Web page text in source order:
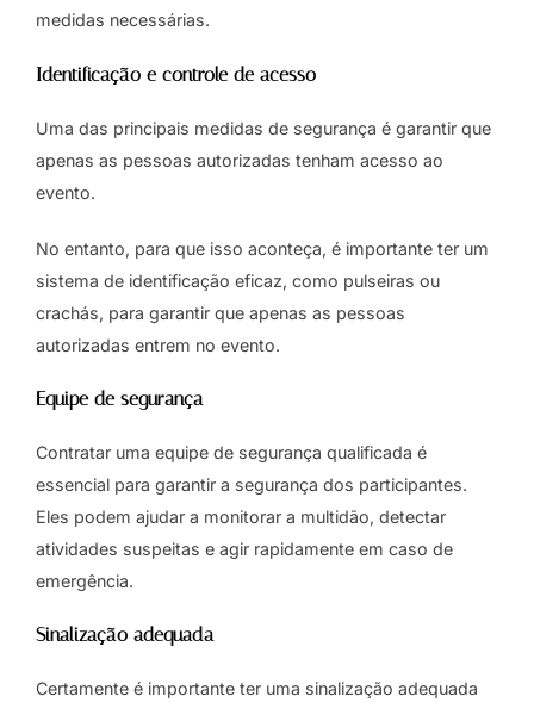
medidas necessárias.
Identificação e controle de acesso
Uma das principais medidas de segurança é garantir que
apenas as pessoas autorizadas tenham acesso ao
evento.
No entanto, para que isso aconteça, é importante ter um
sistema de identificação eficaz, como pulseiras ou
crachás, para garantir que apenas as pessoas
autorizadas entrem no evento.
Equipe de segurança
Contratar uma equipe de segurança qualificada é
essencial para garantir a segurança dos participantes.
Eles podem ajudar a monitorar a multidão, detectar
atividades suspeitas e agir rapidamente em caso de
emergência.
Sinalização adequada
Certamente é importante ter uma sinalização adequada